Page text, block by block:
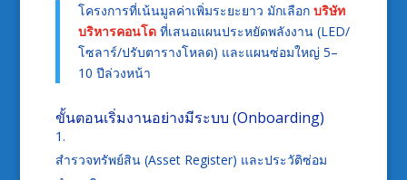
โครงการที่เน้นมูลค่าเพิ่มระยะยาว มักเลือก บริษัท
บริหารคอนโดที่เสนอแผนประหยัดพลังงาน (LED/
โซลาร์/ปรับตารางโหลด) และแผนซ่อมใหญ่ 5–
10 ปีล่วงหน้า
ขั้นตอนเริ่มงานอย่างมีระบบ (Onboarding)
สำรวจทรัพย์สิน (Asset Register) และประวัติซ่อม